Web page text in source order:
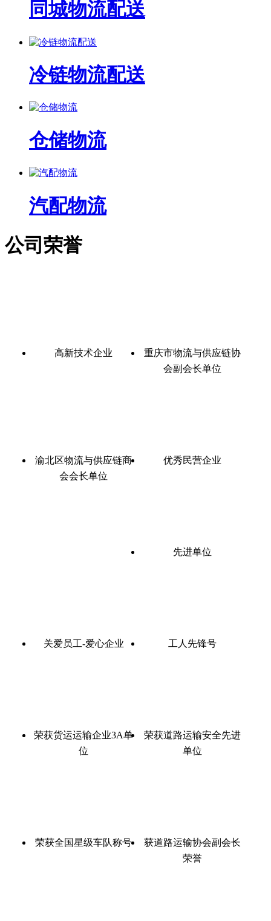
同城物流配送
冷链物流配送
仓储物流
汽配物流
公司荣誉
高新技术企业
重庆市物流与供应链协
会副会长单位
渝北区物流与供应链商
会会长单位
优秀民营企业
先进单位
关爱员工-爱心企业 工人先锋号
荣获货运运输企业3A单
位
荣获道路运输安全先进
单位
荣获全国星级车队称号
获道路运输协会副会长
荣誉